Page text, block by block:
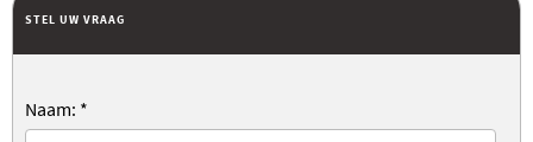
STEL UW VRAAG
Naam: *